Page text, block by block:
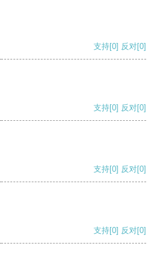
支持[0] 反对[0]
支持[0] 反对[0]
支持[0] 反对[0]
支持[0] 反对[0]